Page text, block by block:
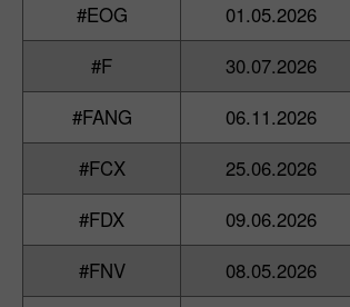
#EOG
01.05.2026
#F
30.07.2026
#FANG
06.11.2026
#FCX
25.06.2026
#FDX
09.06.2026
#FNV
08.05.2026